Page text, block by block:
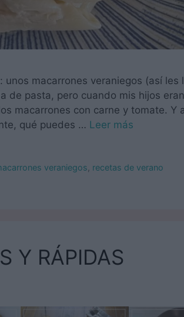
macarrones veraniegos (así les
de pasta, pero cuando mis hijos
macarrones con carne y tomate. Y
qué puedes … Leer más
veraniegos, recetas de verano
Y RÁPIDAS